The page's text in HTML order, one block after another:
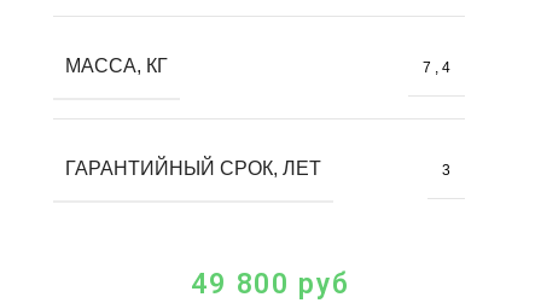
МАССА, КГ 7 , 4
ГАРАНТИЙНЫЙ СРОК, ЛЕТ 3
49 800 руб